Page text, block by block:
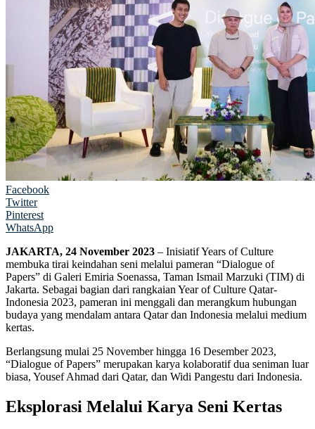
Facebook
Twitter
Pinterest
WhatsApp
JAKARTA, 24 November 2023 – Inisiatif Years of Culture
membuka tirai keindahan seni melalui pameran “Dialogue of
Papers” di Galeri Emiria Soenassa, Taman Ismail Marzuki (TIM) di
Jakarta. Sebagai bagian dari rangkaian Year of Culture Qatar-
Indonesia 2023, pameran ini menggali dan merangkum hubungan
budaya yang mendalam antara Qatar dan Indonesia melalui medium
kertas.
Berlangsung mulai 25 November hingga 16 Desember 2023,
“Dialogue of Papers” merupakan karya kolaboratif dua seniman luar
biasa, Yousef Ahmad dari Qatar, dan Widi Pangestu dari Indonesia.
Eksplorasi Melalui Karya Seni Kertas